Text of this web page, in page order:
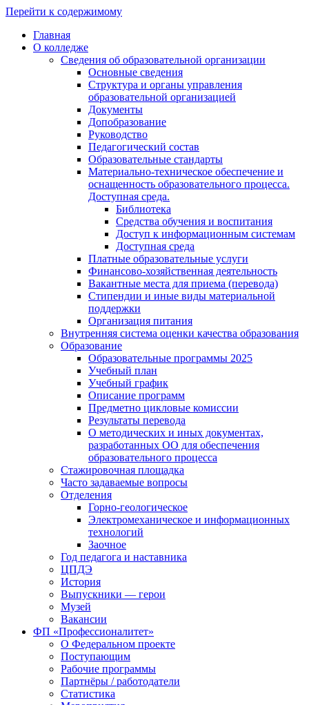
Перейти к содержимому
Главная
О колледже
Сведения об образовательной организации
Основные сведения
Структура и органы управления
образовательной организацией
Документы
Допобразование
Руководство
Педагогический состав
Образовательные стандарты
Материально-техническое обеспечение и
оснащенность образовательного процесса.
Доступная среда.
Библиотека
Средства обучения и воспитания
Доступ к информационным системам
Доступная среда
Платные образовательные услуги
Финансово-хозяйственная деятельность
Вакантные места для приема (перевода)
Стипендии и иные виды материальной
поддержки
Организация питания
Внутренняя система оценки качества образования
Образование
Образовательные программы 2025
Учебный план
Учебный график
Описание программ
Предметно цикловые комиссии
Результаты перевода
О методических и иных документах,
разработанных ОО для обеспечения
образовательного процесса
Стажировочная площадка
Часто задаваемые вопросы
Отделения
Горно-геологическое
Электромеханическое и информационных
технологий
Заочное
Год педагога и наставника
ЦПДЭ
История
Выпускники — герои
Музей
Вакансии
ФП «Профессионалитет»
О Федеральном проекте
Поступающим
Рабочие программы
Партнёры / работодатели
Статистика